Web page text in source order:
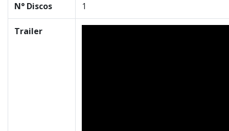
N° Discos 1
Trailer